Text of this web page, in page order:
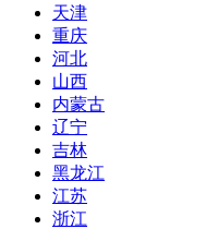
天津
重庆
河北
山西
内蒙古
辽宁
吉林
黑龙江
江苏
浙江